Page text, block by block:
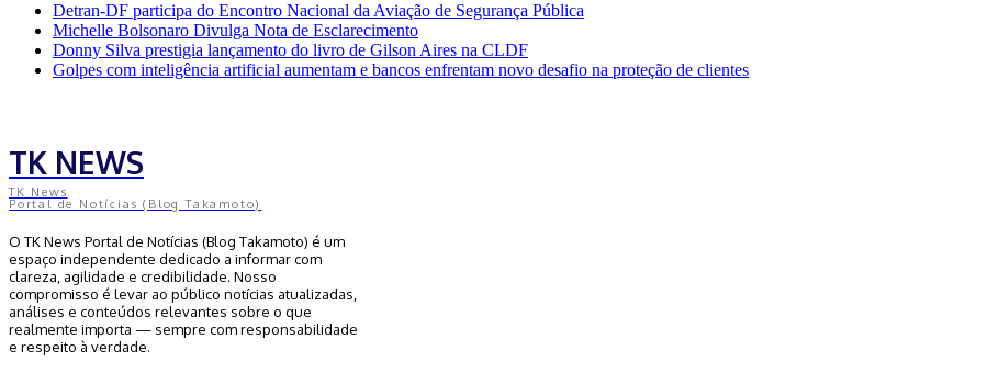
Detran-DF participa do Encontro Nacional da Aviação de Segurança Pública
Michelle Bolsonaro Divulga Nota de Esclarecimento
Donny Silva prestigia lançamento do livro de Gilson Aires na CLDF
Golpes com inteligência artificial aumentam e bancos enfrentam novo desafio na proteção de clientes
TK NEWS
TK News
Portal de Notícias (Blog Takamoto)
O TK News Portal de Notícias (Blog Takamoto) é um
espaço independente dedicado a informar com
clareza, agilidade e credibilidade. Nosso
compromisso é levar ao público notícias atualizadas,
análises e conteúdos relevantes sobre o que
realmente importa — sempre com responsabilidade
e respeito à verdade.